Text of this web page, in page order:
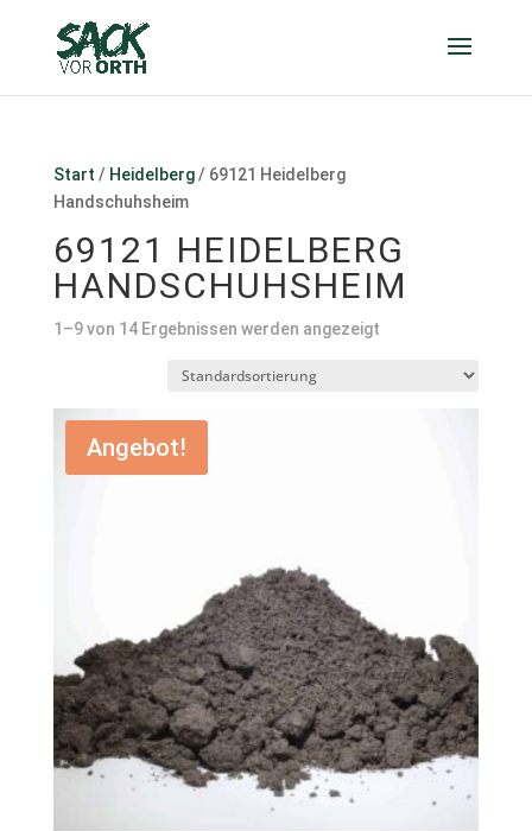
Start / Heidelberg/ 69121 Heidelberg
Handschuhsheim
69121 HEIDELBERG
HANDSCHUHSHEIM
1–9 von 14 Ergebnissen werden angezeigt
Angebot!